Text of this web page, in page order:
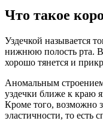
Что такое
Уздечкой называется
нижнюю полость рта. В
хорошо тянется и
Аномальным
уздечки ближе к краю
Кроме того, возможно
эластичности, то есть